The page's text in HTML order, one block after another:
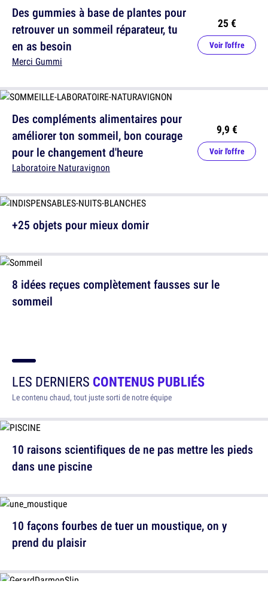
Des compléments alimentaires pour
améliorer ton sommeil, bon courage
pour le changement d'heure
Laboratoire Naturavignon
9,9 €
Voir l'offre
8 idées reçues complètement fausses sur le
sommeil
Des gummies à base de plantes pour
retrouver un sommeil réparateur, tu
en as besoin
Merci Gummi
25 €
Voir l'offre
+25 objets pour mieux domir
LES DERNIERS CONTENUS PUBLIÉS
Le contenu chaud, tout juste sorti de notre équipe
10 raisons scientifiques de ne pas mettre les pieds
dans une piscine
10 façons fourbes de tuer un moustique, on y
prend du plaisir